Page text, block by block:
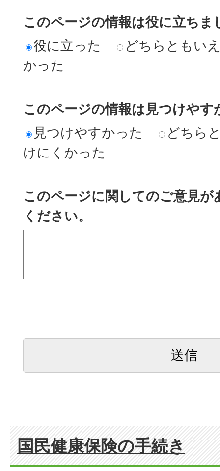
このページの情報は役に立ちま
役に立った
どちらともい
かった
このページの情報は見つけやす
見つけやすかった
どちら
けにくかった
このページに関してのご意見
ください。
国民健康保険の手続き